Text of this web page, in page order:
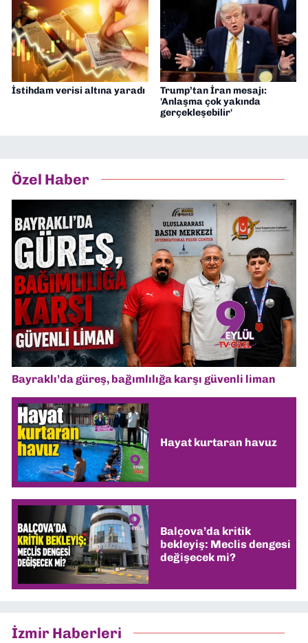
İstihdam verisi altına yaradı
Trump’tan İran mesajı:
'Anlaşma çok yakında
gerçekleşebilir'
Özel Haber
Bayraklı’da güreş, bağımlılığa karşı güvenli liman
Hayat kurtaran havuz
Balçova’da kritik
bekleyiş: Meclis dengesi
değişecek mi?
İzmir Haberleri